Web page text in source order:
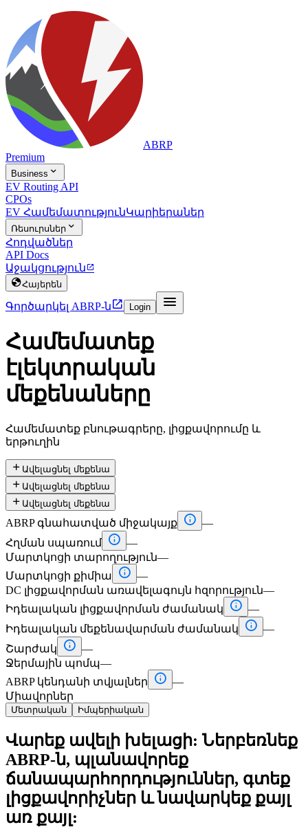
ABRP
Premium
Business 
EV Routing API
CPOs
EV ՀամեմատությունԿարիերաներ
Ռեսուրսներ 
Հոդվածներ
API Docs
Աջակցություն 
Հայերեն
Գործարկել ABRP-ն Login 
Համեմատեք
էլեկտրական
մեքենաները
Համեմատեք բնութագրերը, լիցքավորումը և
երթուղին
 Ավելացնել մեքենա
 Ավելացնել մեքենա
 Ավելացնել մեքենա
ABRP գնահատված միջակայք  —
Հղման սպառում  —
Մարտկոցի տարողություն—
Մարտկոցի քիմիա
 —
DC լիցքավորման առավելագույն հզորություն—
Իդեալական լիցքավորման ժամանակ
 —
Իդեալական մեքենավարման ժամանակ
 —
Շարժակ
 —
Ջերմային պոմպ—
ABRP կենդանի տվյալներ
 —
Միավորներ
Մետրական Իմպերիական
Վարեք ավելի խելացի: Ներբեռնեք
ABRP-ն, պլանավորեք
ճանապարհորդություններ, գտեք
լիցքավորիչներ և նավարկեք քայլ
առ քայլ: